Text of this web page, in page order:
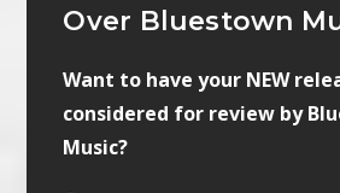
Over Bluestown
Want to have your NEW
considered for review by
Music?